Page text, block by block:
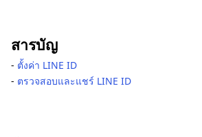
สารบัญ
- ตั้งค่า LINE ID
- ตรวจสอบและแชร์ LINE ID